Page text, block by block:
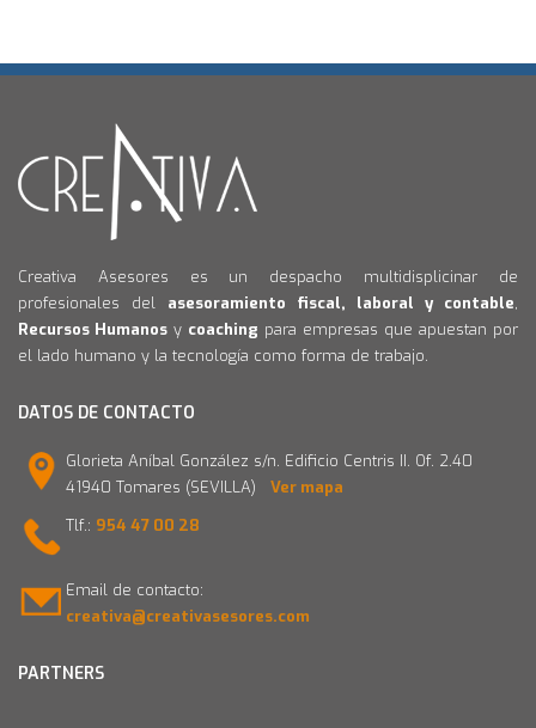
Creativa Asesores es un despacho multidisplicinar de
profesionales del asesoramiento fiscal, laboral y contable,
Recursos Humanos y coaching para empresas que apuestan por
el lado humano y la tecnología como forma de trabajo.
DATOS DE CONTACTO
Glorieta Aníbal González s/n. Edificio Centris II. Of. 2.40
41940 Tomares (SEVILLA) Ver mapa
Tlf.: 954 47 00 28
Email de contacto:
creativa@creativasesores.com
PARTNERS